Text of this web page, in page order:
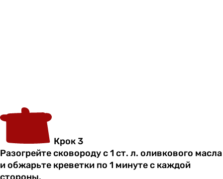
Крок 3
Разогрейте сковороду с 1 ст. л. оливкового масла
и обжарьте креветки по 1 минуте с каждой